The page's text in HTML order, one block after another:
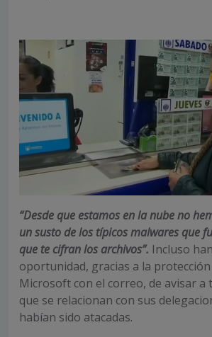
“Desde que estamos en la nube no
un susto de los típicos malwares que
que te cifran los archivos”. Incluso
oportunidad, gracias a la
Microsoft con el correo, de avisar a
que se relacionan con sus
habían sido atacadas.